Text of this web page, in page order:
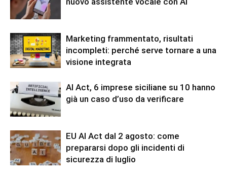
Marketing frammentato, risultati
incompleti: perché serve tornare a una
visione integrata
AI Act, 6 imprese siciliane su 10 hanno
già un caso d’uso da verificare
EU AI Act dal 2 agosto: come
prepararsi dopo gli incidenti di
sicurezza di luglio